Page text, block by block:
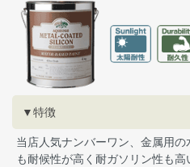
▼特徴
当店人気ナンバーワン、金属用
も耐候性が高く耐ガソリン性も